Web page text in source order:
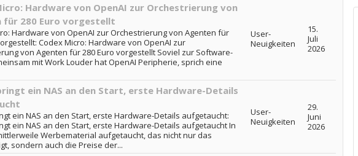
Hardware von OpenAI zur Orchestrierung von
für 280 Euro vorgestellt
Hardware von OpenAI zur Orchestrierung von Agenten für
Codex Micro: Hardware von OpenAI zur
von Agenten für 280 Euro vorgestellt Soviel zur Software-
mit Work Louder hat OpenAI Peripherie, sprich eine
User-
Neuigkeiten
15.
Juli
2026
ein NAS an den Start, erste Hardware-Details
ein NAS an den Start, erste Hardware-Details aufgetaucht:
ein NAS an den Start, erste Hardware-Details aufgetaucht In
Werbematerial aufgetaucht, das nicht nur das
sondern auch die Preise der...
User-
Neuigkeiten
29.
Juni
2026